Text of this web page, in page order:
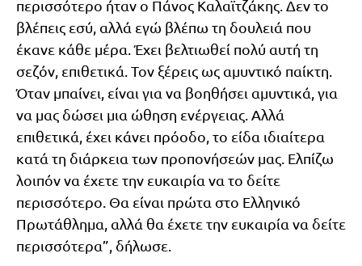
περισσότερο ήταν ο Πάνος Καλαϊτζάκης. Δεν το
βλέπεις εσύ, αλλά εγώ βλέπω τη δουλειά που
έκανε κάθε μέρα. Έχει βελτιωθεί πολύ αυτή τη
σεζόν, επιθετικά. Τον ξέρεις ως αμυντικό παίκτη.
Όταν μπαίνει, είναι για να βοηθήσει αμυντικά, για
να μας δώσει μια ώθηση ενέργειας. Αλλά
επιθετικά, έχει κάνει πρόοδο, το είδα ιδιαίτερα
κατά τη διάρκεια των προπονήσεών μας. Ελπίζω
λοιπόν να έχετε την ευκαιρία να το δείτε
περισσότερο. Θα είναι πρώτα στο Ελληνικό
Πρωτάθλημα, αλλά θα έχετε την ευκαιρία να δείτε
περισσότερα”, δήλωσε.